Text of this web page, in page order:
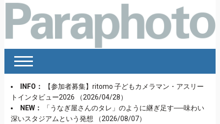
INFO：
【参加者募集】ritomo 子どもカメラマン・アスリー
トインタビュー2026
（2026/04/28）
NEW：
「うなぎ屋さんのタレ」のように継ぎ足す──味わい
深いスタジアムという発想
（2026/08/07）